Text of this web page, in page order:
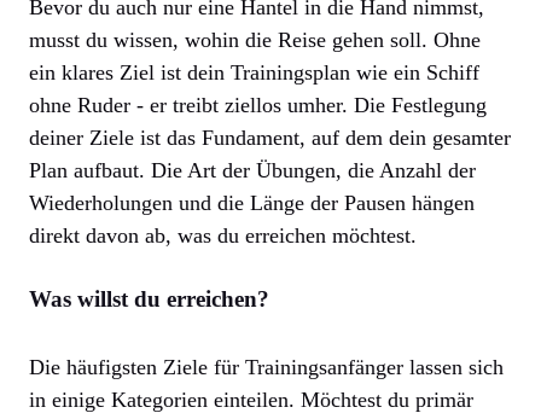
Bevor du auch nur eine Hantel in die Hand nimmst,
musst du wissen, wohin die Reise gehen soll. Ohne
ein klares Ziel ist dein Trainingsplan wie ein Schiff
ohne Ruder - er treibt ziellos umher. Die Festlegung
deiner Ziele ist das Fundament, auf dem dein gesamter
Plan aufbaut. Die Art der Übungen, die Anzahl der
Wiederholungen und die Länge der Pausen hängen
direkt davon ab, was du erreichen möchtest.
Was willst du erreichen?
Die häufigsten Ziele für Trainingsanfänger lassen sich
in einige Kategorien einteilen. Möchtest du primär